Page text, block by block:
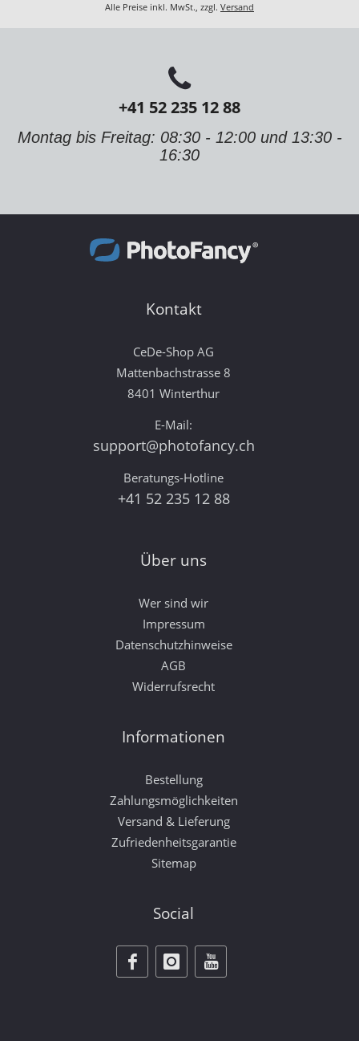
Alle Preise inkl. MwSt., zzgl. Versand
+41 52 235 12 88
Montag bis Freitag: 08:30 - 12:00 und 13:30 -
16:30
Kontakt
CeDe-Shop AG
Mattenbachstrasse 8
8401 Winterthur
E-Mail:
support@photofancy.ch
Beratungs-Hotline
+41 52 235 12 88
Über uns
Wer sind wir
Impressum
Datenschutzhinweise
AGB
Widerrufsrecht
Informationen
Bestellung
Zahlungsmöglichkeiten
Versand & Lieferung
Zufriedenheitsgarantie
Sitemap
Social